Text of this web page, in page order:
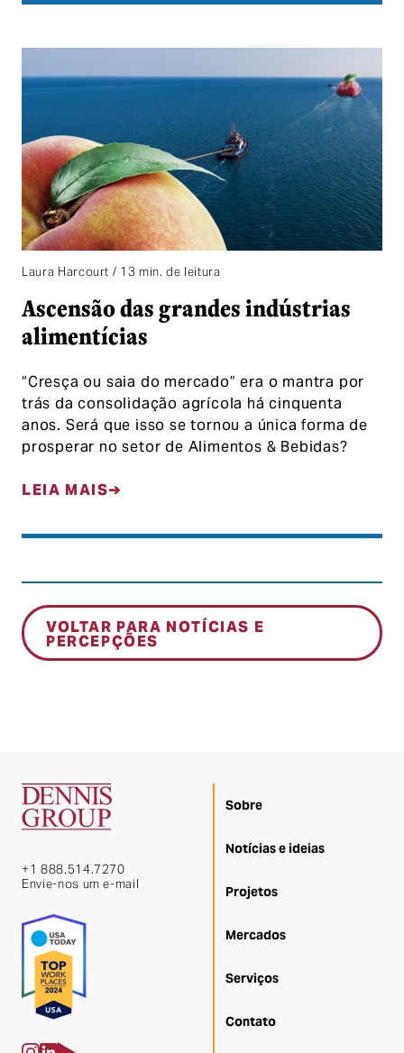
Laura Harcourt / 13 min. de leitura
Ascensão das grandes indústrias
alimentícias
“Cresça ou saia do mercado” era o mantra por
trás da consolidação agrícola há cinquenta
anos. Será que isso se tornou a única forma de
prosperar no setor de Alimentos & Bebidas?
LEIA MAIS
VOLTAR PARA NOTÍCIAS E
PERCEPÇÕES
+1 888.514.7270
Envie-nos um e-mail
Sobre
Notícias e ideias
Projetos
Mercados
Serviços
Contato